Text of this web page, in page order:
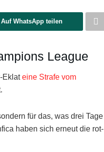
Auf WhatsApp teilen
League
Eklateine Strafe vom
für das, was drei Tage
haben sich erneut die rot-